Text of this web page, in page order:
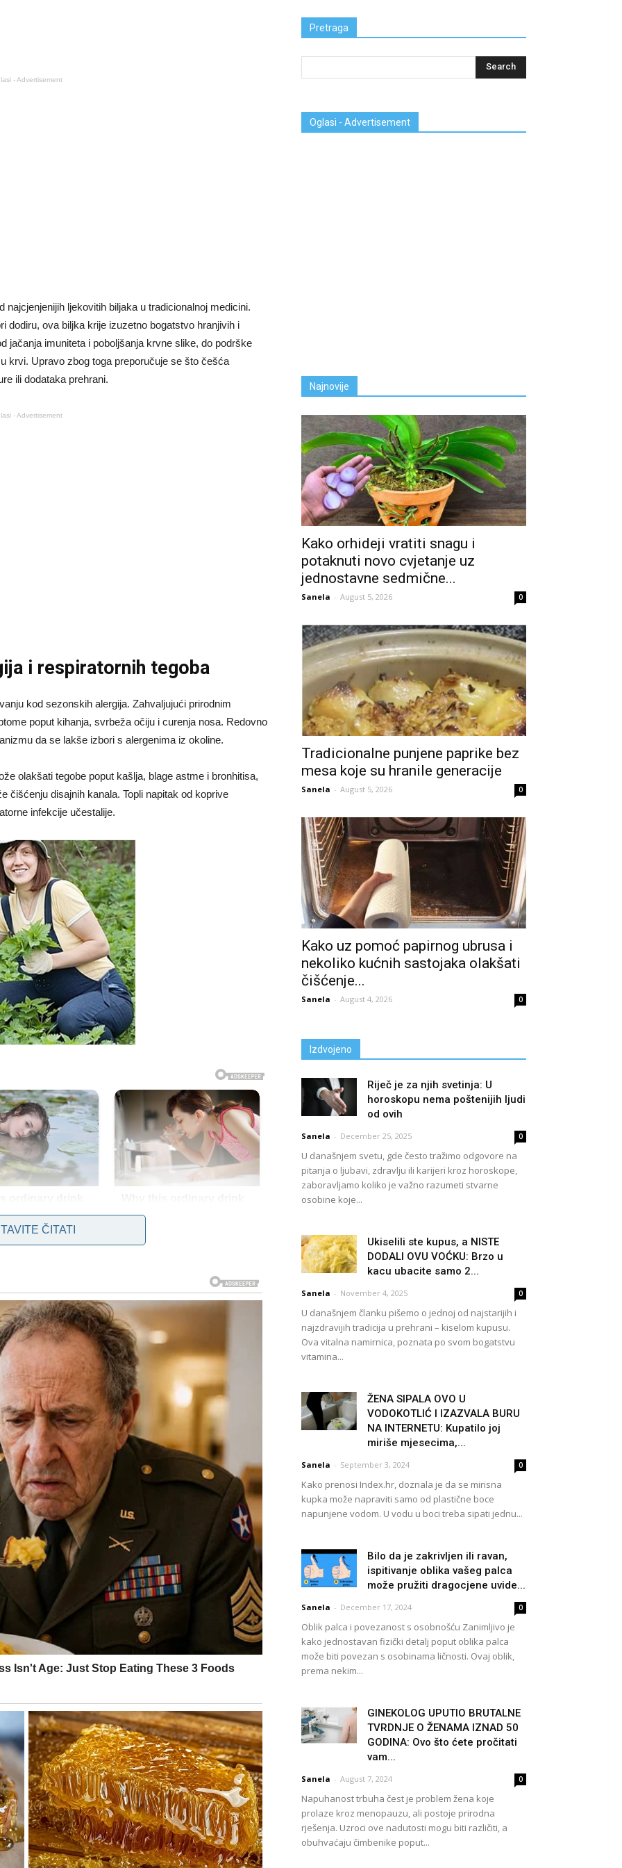
- Advertisement
ljekovitih biljaka u tradicionalnoj medicini.
dodiru, ova biljka krije izuzetno bogatstvo hranjivih i
jačanja imuniteta i poboljšanja krvne slike, do podrške
krvi. Upravo zbog toga preporučuje se što češća
ili dodataka prehrani.
- Advertisement
i respiratornih tegoba
kod sezonskih alergija. Zahvaljujući prirodnim
poput kihanja, svrbeža očiju i curenja nosa. Redovno
da se lakše izbori s alergenima iz okoline.
olakšati tegobe poput kašlja, blage astme i bronhitisa,
čišćenju disajnih kanala. Topli napitak od koprive
infekcije učestalije.
organizma
na krvnu sliku. Bogata je željezom, vitaminom C i
krvnih zrnaca. Zbog toga se često preporučuje
umor i slabost.
može doprinijeti povećanju nivoa hemoglobina i
osobama u fazi oporavka nakon bolesti, kao i
nivoa glukoze u krvi. Istraživanja su pokazala
povišenog šećera. U tu svrhu preporučuje se
i zdravu ishranu.
za dijabetes trebaju konsultovati ljekara prije redovne
izlučivanje viška tečnosti iz organizma. Time
kod blažih infekcija urinarnog trakta.
bubrežnog kamenca. Povećano izlučivanje urina
njihovo daljnje formiranje. Redovno ispijanje čaja
bubrega.
ČITATI
Pretraga
Oglasi - Advertisement
Najnovije
Kako orhideji vratiti snagu i
potaknuti novo cvjetanje uz
jednostavne sedmične...
Sanela - August 5, 2026 0
Tradicionalne punjene paprike bez
mesa koje su hranile generacije
Sanela - August 5, 2026 0
Kako uz pomoć papirnog ubrusa i
nekoliko kućnih sastojaka olakšati
čišćenje...
Sanela - August 4, 2026 0
Izdvojeno
Riječ je za njih svetinja: U
horoskopu nema poštenijih ljudi
od ovih
Sanela - December 25, 2025 0
U današnjem svetu, gde često tražimo odgovore na
pitanja o ljubavi, zdravlju ili karijeri kroz horoskope,
zaboravljamo koliko je važno razumeti stvarne
osobine koje...
Ukiselili ste kupus, a NISTE
DODALI OVU VOĆKU: Brzo u
kacu ubacite samo 2...
Sanela - November 4, 2025 0
U današnjem članku pišemo o jednoj od najstarijih i
najzdravijih tradicija u prehrani – kiselom kupusu.
Ova vitalna namirnica, poznata po svom bogatstvu
vitamina...
ŽENA SIPALA OVO U
VODOKOTLIĆ I IZAZVALA BURU
NA INTERNETU: Kupatilo joj
miriše mjesecima,...
Sanela - September 3, 2024 0
Kako prenosi Index.hr, doznala je da se mirisna
kupka može napraviti samo od plastične boce
napunjene vodom. U vodu u boci treba sipati jednu...
Bilo da je zakrivljen ili ravan,
ispitivanje oblika vašeg palca
može pružiti dragocjene uvide...
Sanela - December 17, 2024 0
Oblik palca i povezanost s osobnošću Zanimljivo je
kako jednostavan fizički detalj poput oblika palca
može biti povezan s osobinama ličnosti. Ovaj oblik,
prema nekim...
GINEKOLOG UPUTIO BRUTALNE
TVRDNJE O ŽENAMA IZNAD 50
GODINA: Ovo što ćete pročitati
vam...
Sanela - August 7, 2024 0
Napuhanost trbuha čest je problem žena koje
prolaze kroz menopauzu, ali postoje prirodna
rješenja. Uzroci ove nadutosti mogu biti različiti, a
obuhvaćaju čimbenike poput...